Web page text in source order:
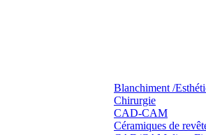
Blanchiment /
Chirurgie
CAD-CAM
Céramiques de